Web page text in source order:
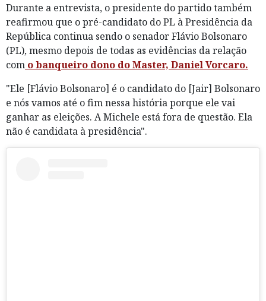
Durante a entrevista, o presidente do partido também
reafirmou que o pré-candidato do PL à Presidência da
República continua sendo o senador Flávio Bolsonaro
(PL), mesmo depois de todas as evidências da relação
com o banqueiro dono do Master, Daniel Vorcaro.
"Ele [Flávio Bolsonaro] é o candidato do [Jair] Bolsonaro
e nós vamos até o fim nessa história porque ele vai
ganhar as eleições. A Michele está fora de questão. Ela
não é candidata à presidência".